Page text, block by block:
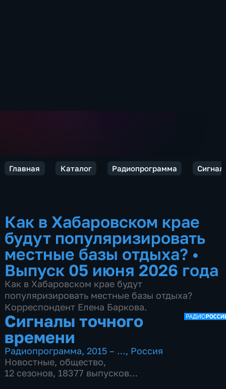
Главная Каталог Радиопрограмма
Как в Хабаровском крае
будут популяризировать
местные базы отдыха? •
Выпуск 05 июня 2026 года
Как в Хабаровском крае будут
популяризировать местные базы отдыха?
Корреспондент Елена Баркова.
Сигналы точного
времени
Радиопрограмма,2015 – …, Россия
Новостные, общество,
12 сезонов, 18377 выпусков